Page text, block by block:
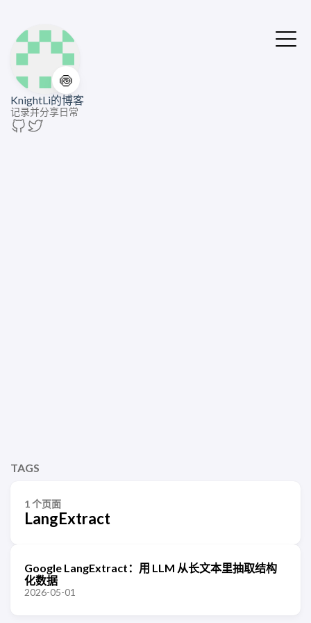
🍥
KnightLi的博客
记录并分享日常
TAGS
1 个页面
LangExtract
Google LangExtract：用 LLM 从长文本里抽取结构
化数据
2026-05-01